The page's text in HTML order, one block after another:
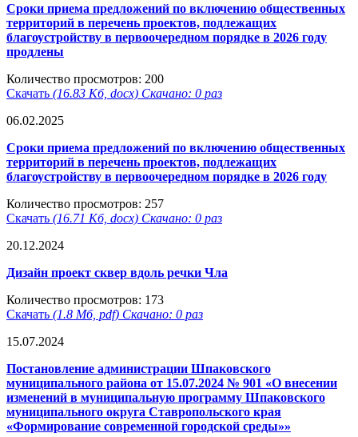
Сроки приема предложений по включению общественных
территорий в перечень проектов, подлежащих
благоустройству в первоочередном порядке в 2026 году
продлены
Количество просмотров: 200
Скачать (16.83 Кб, docx) Скачано: 0 раз
06.02.2025
Сроки приема предложений по включению общественных
территорий в перечень проектов, подлежащих
благоустройству в первоочередном порядке в 2026 году
Количество просмотров: 257
Скачать (16.71 Кб, docx) Скачано: 0 раз
20.12.2024
Дизайн проект сквер вдоль речки Чла
Количество просмотров: 173
Скачать (1.8 Мб, pdf) Скачано: 0 раз
15.07.2024
Постановление администрации Шпаковского
муниципального района от 15.07.2024 № 901 «О внесении
изменений в муниципальную программу Шпаковского
муниципального округа Ставропольского края
«Формирование современной городской среды»»